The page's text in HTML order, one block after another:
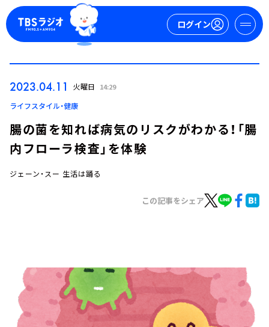
ログイン
ログイン
お知らせ
イベント・グッズ
YouTube
会社情報
2023.04.11 火曜日 14:29
ライフスタイル・健康
腸の菌を知れば病気のリスクがわかる！「腸
内フローラ検査」を体験
ジェーン・スー 生活は踊る
この記事をシェア